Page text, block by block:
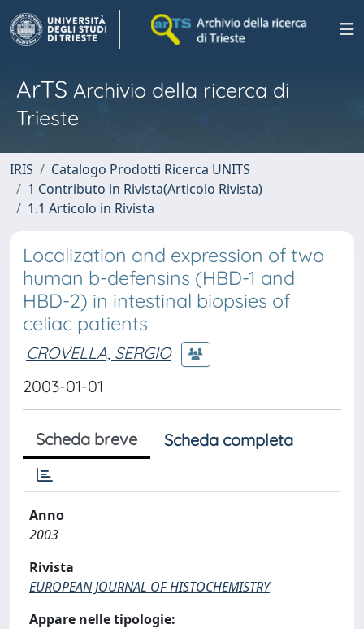
ArTS Archivio della ricerca di
Trieste
IRIS
Catalogo Prodotti Ricerca UNITS
1 Contributo in Rivista(Articolo Rivista)
1.1 Articolo in Rivista
Localization and expression of two
human b-defensins (HBD-1 and
HBD-2) in intestinal biopsies of
celiac patients
CROVELLA, SERGIO
2003-01-01
Scheda breve Scheda completa
Anno
2003
Rivista
EUROPEAN JOURNAL OF HISTOCHEMISTRY
Appare nelle tipologie: